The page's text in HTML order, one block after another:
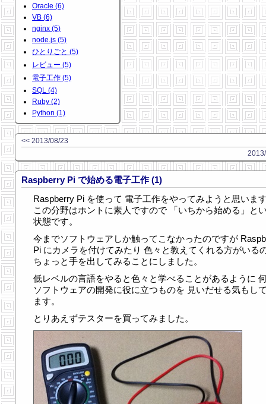
Oracle (6)
VB (6)
nginx (5)
node.js (5)
ひとりごと (5)
レビュー (5)
電子工作 (5)
SQL (4)
Ruby (2)
Python (1)
<< 2013/08/23
Raspberry Pi で始める電子工作 (1)
Raspberry Pi を使って 電子工作をやってみようと思いま
この分野はホントに素人ですので 「いちから始める」と
状態です。
今までソフトウェアしか触ってこなかったのですが
Pi にカメラを付けてみたり 色々と教えてくれる方がいる
ちょっと手を出してみることにしました。
低レベルの言語をやると色々と学べることがあるように
ソフトウェアの開発に役に立つものを 見いだせる気もし
ます。
とりあえずテスターを買ってみました。